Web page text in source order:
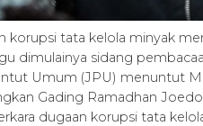
korupsi tata kelola minyak
dimulainya sidang
Umum (JPU) menuntut
Gading Ramadhan
dugaan korupsi tata